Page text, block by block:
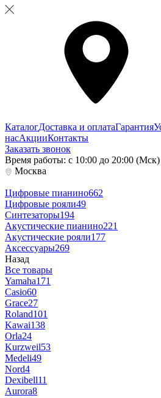
КаталогДоставка и оплатаГарантия
насАкцииКонтакты
Заказать звонок
Время работы: с 10:00 до 20:00 (Мск)
Москва
Цифровые пианино662
Цифровые рояли49
Синтезаторы194
Акустические пианино221
Акустические рояли177
Аксессуары269
Назад
Все товары
Yamaha171
Casio60
Grace27
Roland101
Kawai138
Orla24
Kurzweil53
Medeli49
Nord4
Dexibell11
Aurora8